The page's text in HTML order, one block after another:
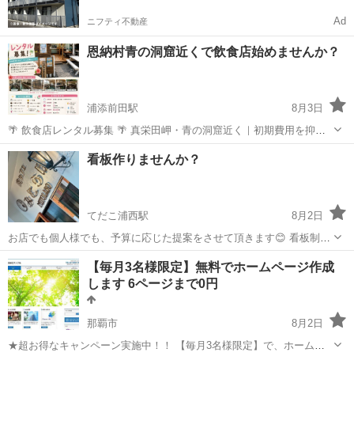
ニフティ不動産 Ad
恩納村青の洞窟近くで飲食店始めませんか？
浦添前田駅
8月3日
🌴 飲食店レンタル募集 🌴 真栄田岬・青の洞窟近く｜初期費用を抑え
て、すぐに営業スタート！ 沖縄・恩納村、県道6号線沿い・真栄田岬
（青の洞窟）近くで飲食店を始めたい方を募集しています。 厨房設備
が揃っているため、初期投...
沖縄 国頭郡 浦添前田駅
看板作りませんか？
てだこ浦西駅
8月2日
お店でも個人様でも、予算に応じた提案をさせて頂きます😊 看板制作
や、ユニークなアート作品をお求めなら、お気軽にご相談ください。
アイデアから具体的なデザインまで、お客様のご要望にお応えしま
す。「看板について」「造形品について...
沖縄 うるま市 てだこ浦西駅 その他 ダイノックシート
【毎月3名様限定】無料でホームページ作成
します 6ページまで0円
那覇市
8月2日
★超お得なキャンペーン実施中！！ 【毎月3名様限定】で、ホームペ